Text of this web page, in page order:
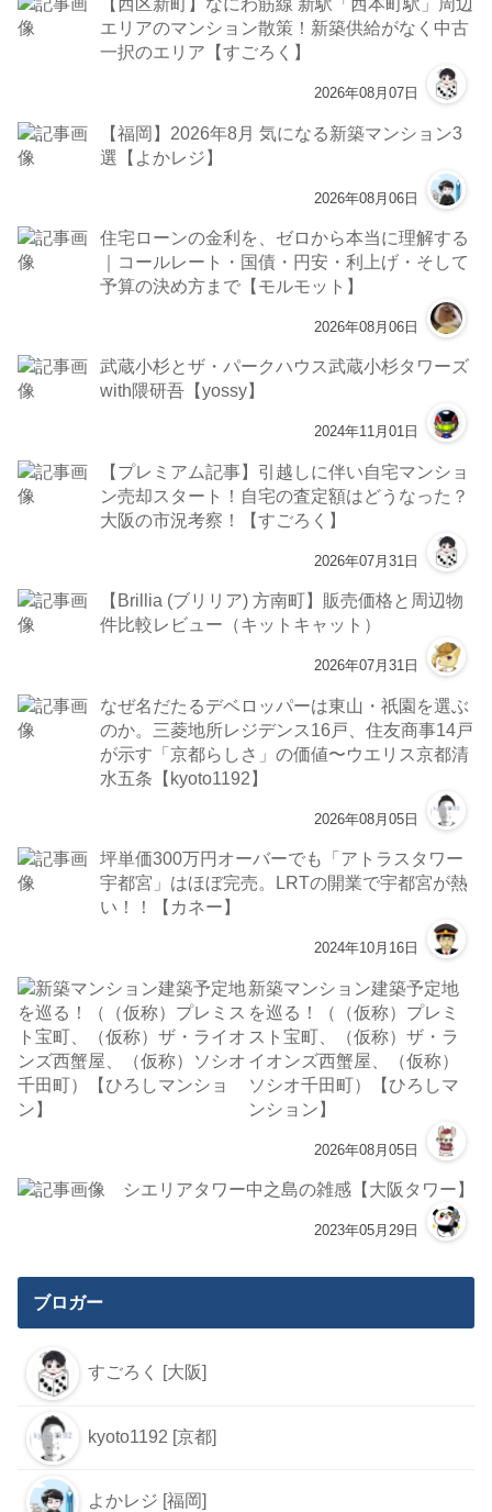
エリアのマンション散策！新築供給がなく中古
一択のエリア【すごろく】
2026年08月07日
【福岡】2026年8月 気になる新築マンション3
選【よかレジ】
2026年08月06日
住宅ローンの金利を、ゼロから本当に理解する
｜コールレート・国債・円安・利上げ・そして
予算の決め方まで【モルモット】
2026年08月06日
武蔵小杉とザ・パークハウス武蔵小杉タワーズ
with隈研吾【yossy】
2024年11月01日
【プレミアム記事】引越しに伴い自宅マンショ
ン売却スタート！自宅の査定額はどうなった？
大阪の市況考察！【すごろく】
2026年07月31日
【Brillia (ブリリア) 方南町】販売価格と周辺物
件比較レビュー（キットキャット）
2026年07月31日
なぜ名だたるデベロッパーは東山・祇園を選ぶ
のか。三菱地所レジデンス16戸、住友商事14戸
が示す「京都らしさ」の価値〜ウエリス京都清
水五条【kyoto1192】
2026年08月05日
坪単価300万円オーバーでも「アトラスタワー
宇都宮」はほぼ完売。LRTの開業で宇都宮が熱
い！！【カネー】
2024年10月16日
新築マンション建築予定地
を巡る！（（仮称）プレミ
スト宝町、（仮称）ザ・ラ
イオンズ西蟹屋、（仮称）
ソシオ千田町）【ひろしマ
ンション】
2026年08月05日
シエリアタワー中之島の雑感【大阪タワー】
2023年05月29日
ブロガー
すごろく [大阪]
kyoto1192 [京都]
よかレジ [福岡]